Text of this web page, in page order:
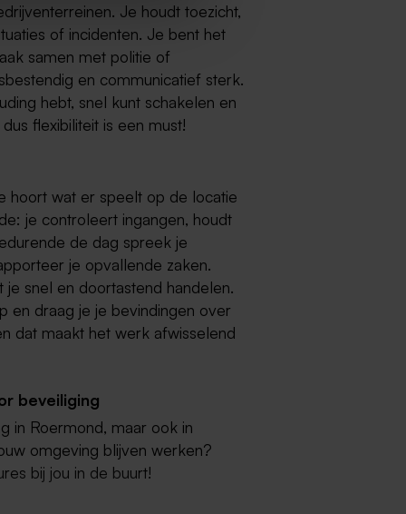
Je houdt toezicht,
of incidenten. Je bent het
samen met politie of
en communicatief sterk.
hebt, snel kunt schakelen en
flexibiliteit is een must!
hoort wat er speelt op de locatie
je controleert ingangen, houdt
de dag spreek je
je opvallende zaken.
snel en doortastend handelen.
en draag je je bevindingen over
dat maakt het werk afwisselend
beveiliging
in Roermond, maar ook in
omgeving blijven werken?
bij jou in de buurt!